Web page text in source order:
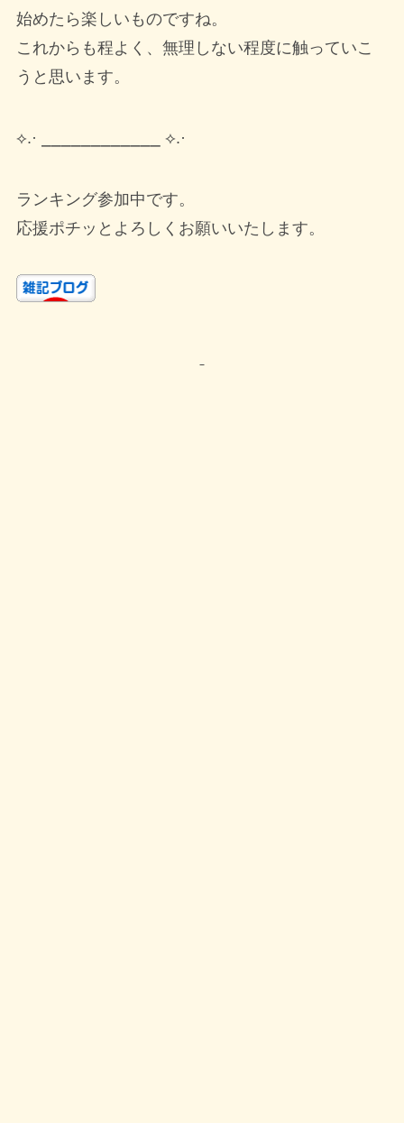
始めたら楽しいものですね。
これからも程よく、無理しない程度に触っていこ
うと思います。
⟡.· ⎯⎯⎯⎯⎯⎯⎯⎯⎯⎯⎯⎯ ⟡.·
ランキング参加中です。
応援ポチッとよろしくお願いいたします。